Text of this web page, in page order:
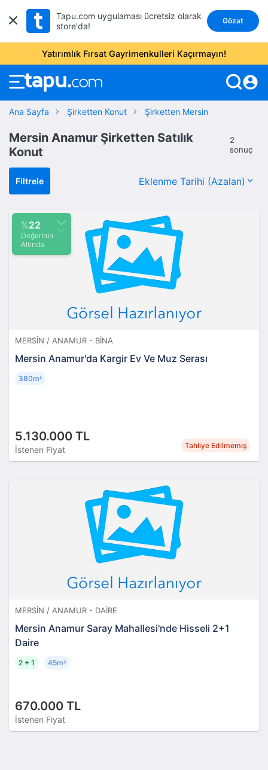
Tapu.com uygulaması ücretsiz olarak
store'da!
Gözat
Yatırımlık Fırsat Gayrimenkulleri Kaçırmayın!
account_circle
Ana Sayfa Şirketten Konut Şirketten Mersin
Mersin Anamur Şirketten Satılık
Konut
2
sonuç
Filtrele
%22
Değerinin
Altında
MERSIN / ANAMUR - BINA
Mersin Anamur'da Kargir Ev Ve Muz Serası
5.130.000 TL
İstenen Fiyat Tahliye Edilmemiş
380m²
MERSIN / ANAMUR - DAIRE
Mersin Anamur Saray Mahallesi'nde Hisseli 2+1
Daire
670.000 TL
İstenen Fiyat
2 + 1 45m²